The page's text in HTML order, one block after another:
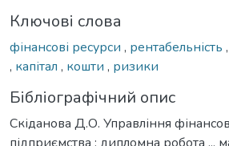
Ключові слова
фінансові ресурси , рентабельність ,
, капітал , кошти , ризики
Бібліографічний опис
Скіданова Д.О. Управління